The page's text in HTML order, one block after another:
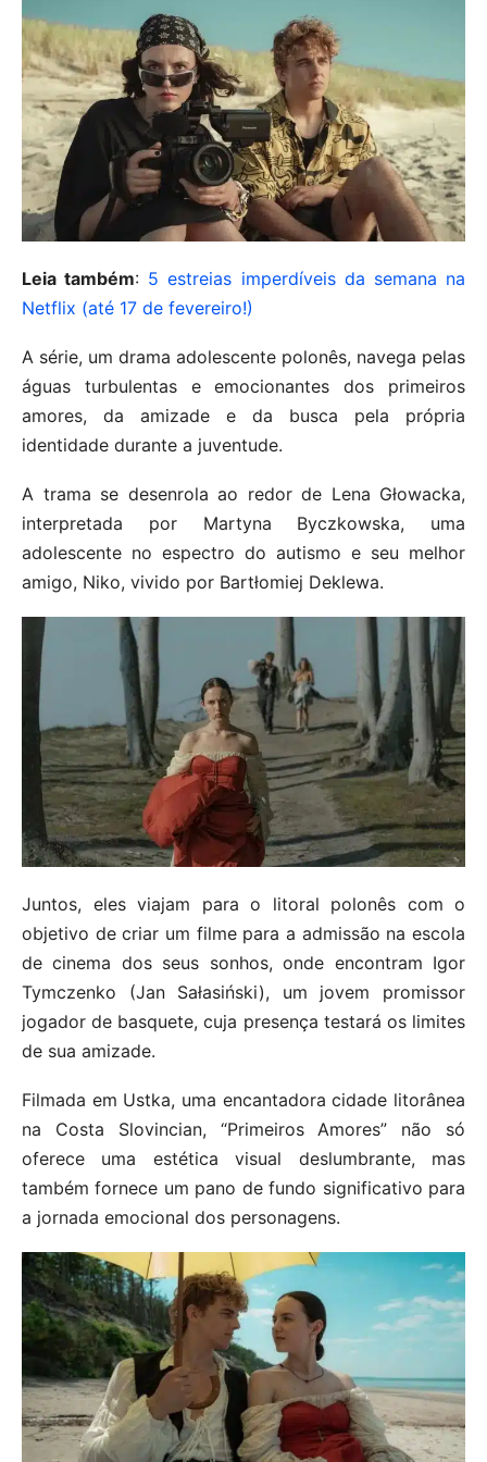
Leia também: 5 estreias imperdíveis da semana na
Netflix (até 17 de fevereiro!)
A série, um drama adolescente polonês, navega pelas
águas turbulentas e emocionantes dos primeiros
amores, da amizade e da busca pela própria
identidade durante a juventude.
A trama se desenrola ao redor de Lena Głowacka,
interpretada por Martyna Byczkowska, uma
adolescente no espectro do autismo e seu melhor
amigo, Niko, vivido por Bartłomiej Deklewa.
Juntos, eles viajam para o litoral polonês com o
objetivo de criar um filme para a admissão na escola
de cinema dos seus sonhos, onde encontram Igor
Tymczenko (Jan Sałasiński), um jovem promissor
jogador de basquete, cuja presença testará os limites
de sua amizade.
Filmada em Ustka, uma encantadora cidade litorânea
na Costa Slovincian, “Primeiros Amores” não só
oferece uma estética visual deslumbrante, mas
também fornece um pano de fundo significativo para
a jornada emocional dos personagens.